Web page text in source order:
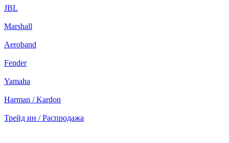
JBL
Marshall
Aeroband
Fender
Yamaha
Harman / Kardon
Трейд ин / Распродажа